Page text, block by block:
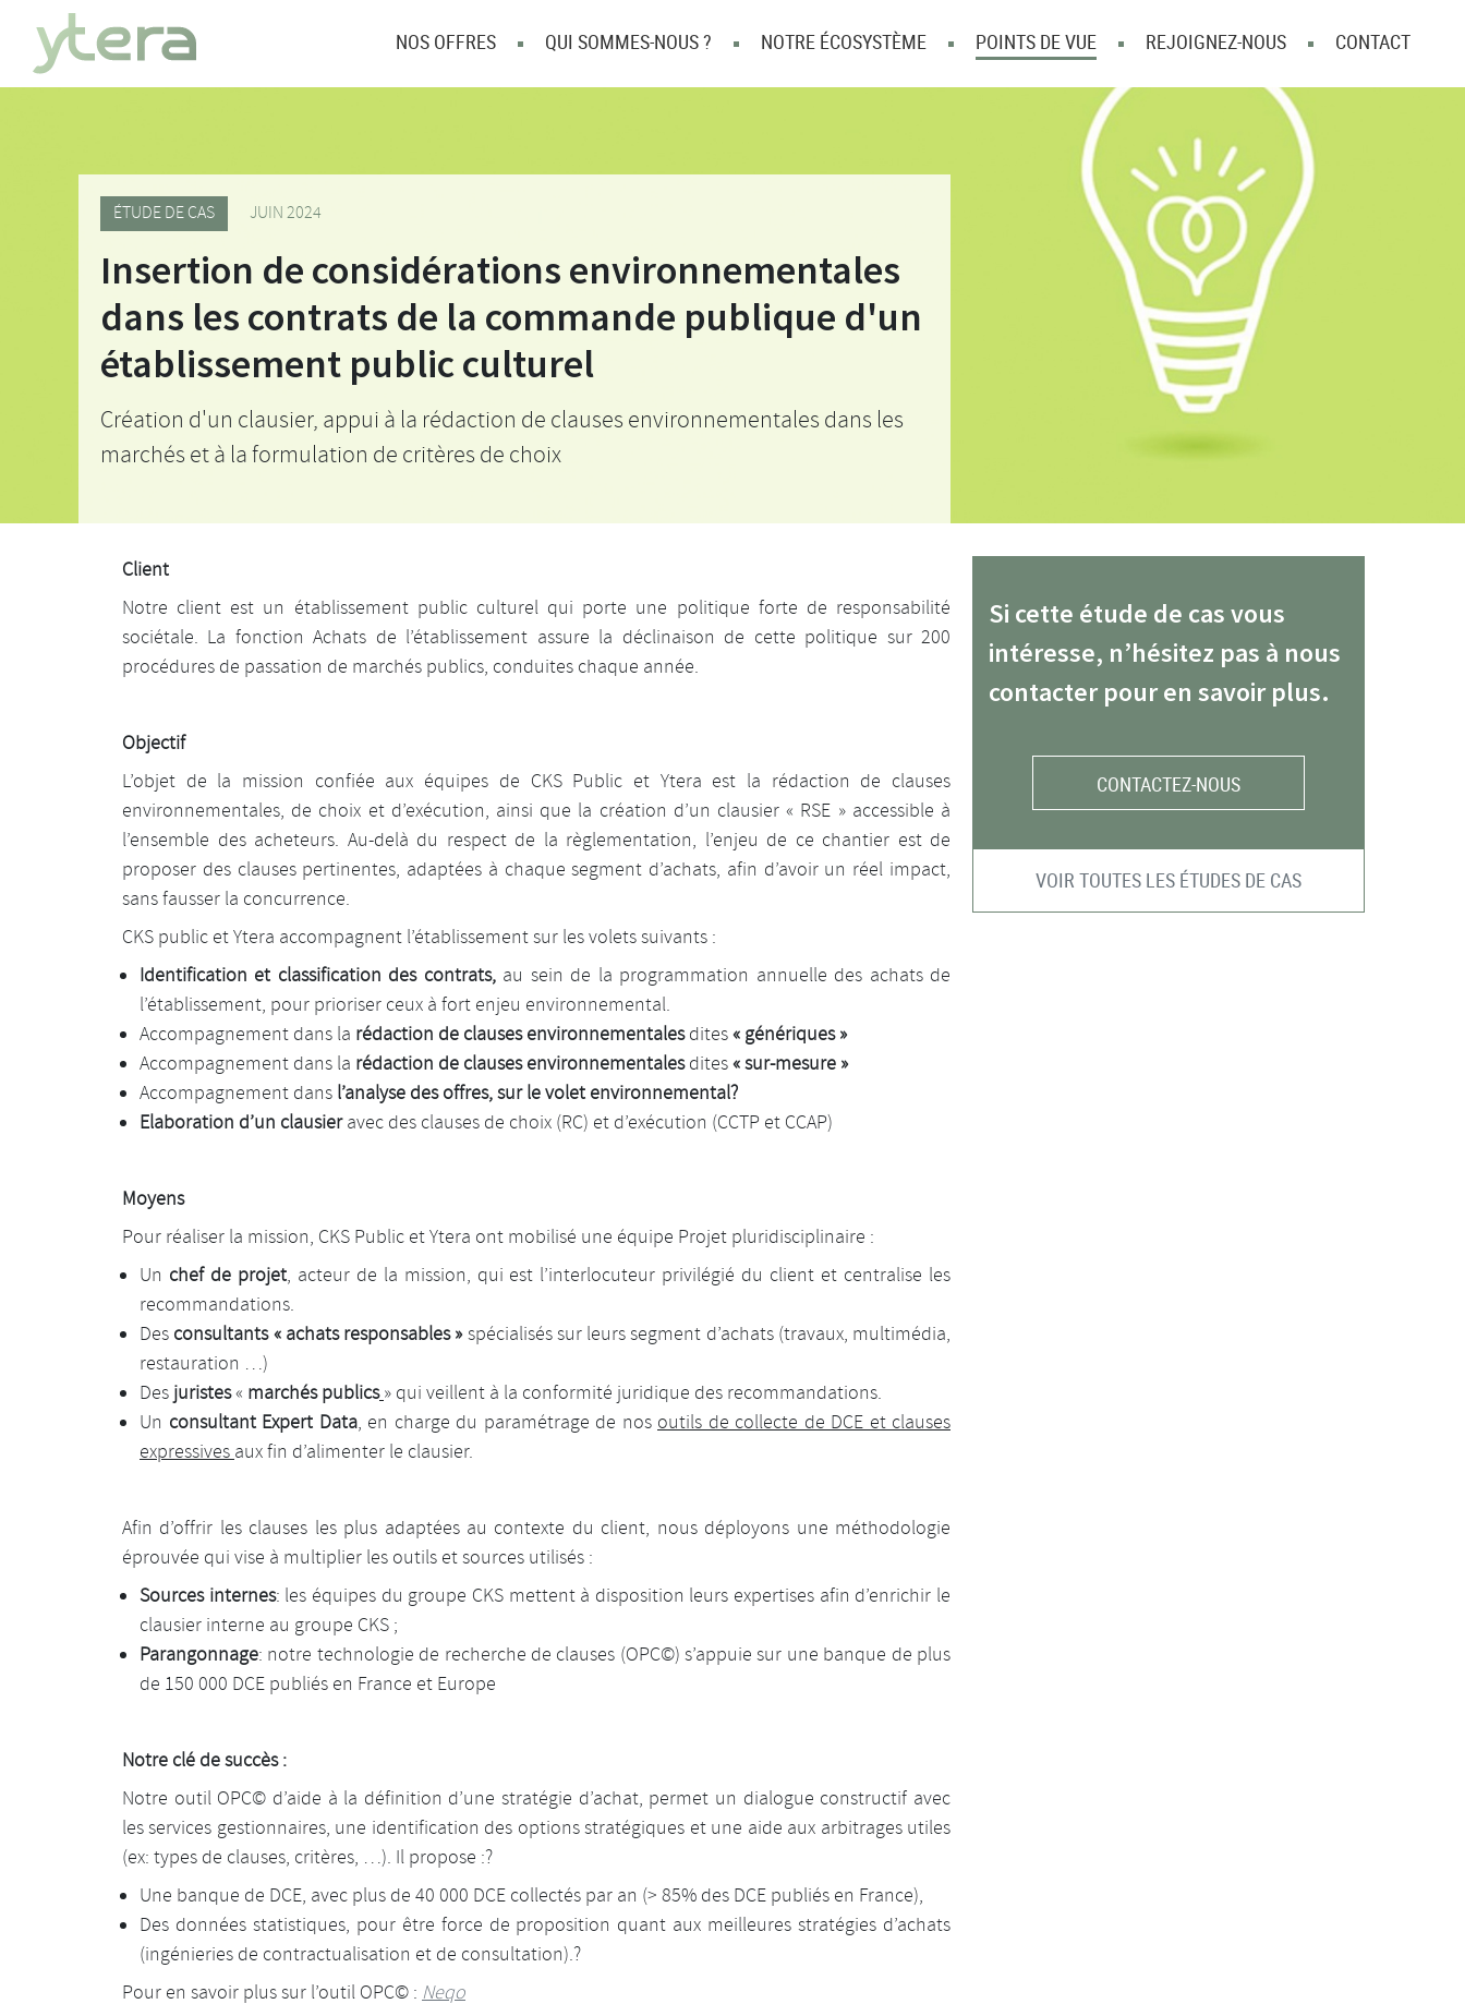
NOS OFFRES QUI SOMMES-NOUS ? NOTRE ÉCOSYSTÈME POINTS DE VUE REJOIGNEZ-NOUS CONTACT
ÉTUDE DE CAS JUIN 2024
Insertion de considérations environnementales
dans les contrats de la commande publique d'un
établissement public culturel
Création d'un clausier, appui à la rédaction de clauses environnementales dans les
marchés et à la formulation de critères de choix
Client
Notre client est un établissement public culturel qui porte une politique forte de responsabilité
sociétale. La fonction Achats de l’établissement assure la déclinaison de cette politique sur 200
procédures de passation de marchés publics, conduites chaque année.
Objectif
L’objet de la mission confiée aux équipes de CKS Public et Ytera est la rédaction de clauses
environnementales, de choix et d’exécution, ainsi que la création d’un clausier « RSE » accessible à
l’ensemble des acheteurs. Au-delà du respect de la règlementation, l’enjeu de ce chantier est de
proposer des clauses pertinentes, adaptées à chaque segment d’achats, afin d’avoir un réel impact,
sans fausser la concurrence.
CKS public et Ytera accompagnent l’établissement sur les volets suivants :
Identification et classification des contrats,au sein de la programmation annuelle des achats de
l’établissement, pour prioriser ceux à fort enjeu environnemental.
Accompagnement dans la rédaction de clauses environnementalesdites« génériques »
Accompagnement dans la rédaction de clauses environnementalesdites« sur-mesure »
Accompagnement dans l’analyse des offres, sur le volet environnemental?
Elaboration d’un clausieravec des clauses de choix (RC) et d’exécution (CCTP et CCAP)
Moyens
Pour réaliser la mission, CKS Public et Ytera ont mobilisé une équipe Projet pluridisciplinaire :
Un chef de projet, acteur de la mission, qui est l’interlocuteur privilégié du client et centralise les
recommandations.
Des consultants « achats responsables »spécialisés sur leurs segment d’achats (travaux, multimédia,
restauration …)
Des juristes« marchés publics » qui veillent à la conformité juridique des recommandations.
Un consultant Expert Data, en charge du paramétrage de nos outils de collecte de DCE et clauses
expressivesaux fin d’alimenter le clausier.
Afin d’offrir les clauses les plus adaptées au contexte du client, nous déployons une méthodologie
éprouvée qui vise à multiplier les outils et sources utilisés :
Sources internes: les équipes du groupe CKS mettent à disposition leurs expertises afin d’enrichir le
clausier interne au groupe CKS ;
Parangonnage: notre technologie de recherche de clauses (OPC©) s’appuie sur une banque de plus
de 150 000 DCE publiés en France et Europe
Notre clé de succès :
Notre outil OPC© d’aide à la définition d’une stratégie d’achat, permet un dialogue constructif avec
les services gestionnaires, une identification des options stratégiques et une aide aux arbitrages utiles
(ex: types de clauses, critères, …). Il propose :?
Une banque de DCE, avec plus de 40 000 DCE collectés par an (> 85% des DCE publiés en France),
Des données statistiques, pour être force de proposition quant aux meilleures stratégies d’achats
(ingénieries de contractualisation et de consultation).?
Pour en savoir plus sur l’outil OPC© : Neqo
Si cette étude de cas vous
intéresse, n’hésitez pas à nous
contacter pour en savoir plus.
CONTACTEZ-NOUS
VOIR TOUTES LES ÉTUDES DE CAS